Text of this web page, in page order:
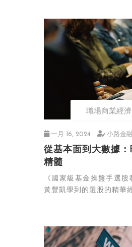
職場商業經濟
一月 16, 2024 小路金
從基本面到大數據
精髓
《國家級基金操盤手選
黃豐凱學到的選股的精華